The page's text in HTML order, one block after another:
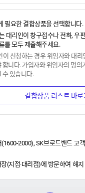
필요한 결합상품을 선택합니다.
대리인이 창구접수나 전화, 우
를 모두 제출해주세요.
신청하는 경우 위임자와 대리
합니다. 가입자와 위임자의 명의
수 있습니다.
결합상품 리스트 바로
2000), SK브로드밴드 고
(지점·대리점)에 방문하여 해